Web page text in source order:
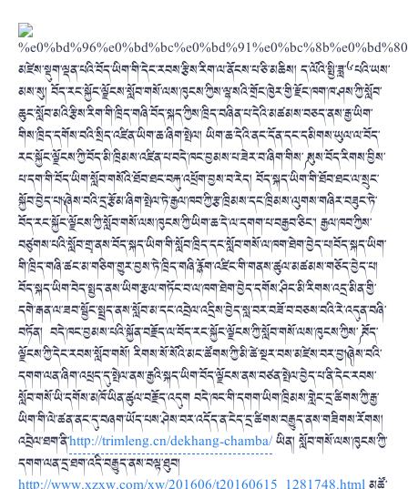
མཛེས་སྡུག་ལྡན་པའི་བོད་ཡིག་གི་དེང་རབས་རྩིས་རིག་ལ་ནོངས་པ་ཅི་མཆིས། ད་ལོའི་སྤྱི་ཟླ་༦པའི་ཡས་
མས་སུ། བོད་རང་སྐྱོང་ལྗོངས་སློབ་གསོ་ལས་ཁུངས་ཀྱིས་ལྷ་སའི་གྲོང་ཁྱེར་གྱི་རྫོང་ཁག་ཁ་ཤས་ཀྱི་སློབ་
ཆུང་སློབ་མའི་རྩིས་རིག་གི་ཁྲིད་གཞི་བོད་སྐད་ཀྱིས་ཁྲིད་བཞིན་པ་དེའི་མཚམས་བཅད་ནས་རྒྱ་ཡིག་
གིས་ཁྲིད་དགོས་བའི་སྲིད་འཛིན་ཡིག་ཆ་ཞིག་སྤེལ། ཡིག་ཆ་དེའི་ནང་དོན་དང་དམིགས་ཡུལ་ལ་བོད་
རང་སྐྱོང་ལྗོངས་ཀྱི་བོད་མི་ཁྲིམས་འཛིན་པ་བདེ་ཁང་བྱམས་པ་ཟེར་བ་ཞིག་གིས་༼ སུས་བོད་རིགས་བྱིས་
པ་དག་གི་བོད་ཡིག་སློབ་གསོའི་ཐོབ་ཐང་བརྐུ་འཕྲོག་བྱས་བ་རེད། བོད་སྐད་ཡིག་གི་ཐོབ་ཐང་ལ་སྲུང་
སྐྱོབ་བྱེད་པ།༽་ཞེས་བའི་དྲ་རྩོམ་ཞིག་སྤེལ་ཏེ་རྒྱལ་ཁབ་ཀྱི་རྩ་ཁྲིམས་དང་ཁྲིམས་ལུགས་གཞིར་བཟུང་ཏེ་
བོད་རང་སྐྱོང་ལྗོངས་ཀྱི་སློབ་གསོ་ལས་ཁུངས་ཀྱི་ཡིག་ཆ་དེ་ལ་དགག་པ་བརྒྱབ་ཅིང་། རྒྱལ་ཁབ་ཀྱིས་
བཙུགས་པའི་སློབ་གྲྭ་ནས་བོད་སྐད་ཡིག་གི་སློབ་ཁྲིད་དང་སློབ་གསོ་ལ་ཁག་ཐེག་བྱེད་པ།བོད་སྐད་ཡིག་
གི་ཁྲིད་གཞི་ཚང་མ་གཅིག་གྱུར་བྱས་ཏེ་ཁྲིད་གཞི་རྙོག་འཛིང་གི་གནས་ཚུལ་མཚམས་གཅོད་བྱེད་པ།
བོད་སྐད་ཡིག་བེད་སྤྱད་ནས་ཡིག་རྩལ་གཏོང་བ་ལ་ཁག་ཐེག་བྱེད་དགོས་ཤིང་མི་རིགས་འདྲ་མིན་གྱི་
དགེ་རྒན་ལ་ཟབ་སྦྱོང་སྤྲད་ནས་སློབ་མ་དང་འབྲེལ་འདྲིས་བྱེད་སླ་བར་བཟོ་བ་བཅས་བའི་རེ་འདུན་བཞི་
བཏོན། བདེ་ཁང་བྱམས་པའི་སྐྱོན་བརྗོད་ལ་བོད་རང་སྐྱོང་ལྗོངས་ཀྱི་སློབ་གསོ་ལས་ཁུངས་ཀྱིས་༼ བོད་
ལྗོངས་ཀྱི་དེང་རབས་སློབ་གསོ། རིགས་སོ་སོའི་མང་ཚོགས་ཀྱི་མི་ཚེ་སྔར་བས་མཛེས་བར་བྱ།༽ཞེས་བའི་
དགག་ལན་ཞིག་འཕྲད་དུ་སྤེལ་ནས་རྒྱའི་སྐད་ཡིག་བོད་ལྗོངས་ནས་བཙན་སྤེལ་བྱེད་པ་ནི་དེང་རབས་
སློབ་གསོ་ཡི་དགོས་མཁོ་ཡིན་ཚུལ་བརྗོད་འདུག བདེ་ཁང་གི་དགག་ཡིག་ཁྲིམས་གླེང་དྲ་ཚིགས་ཀྱི་རྒྱ་
ཡིག་གི་ལེ་ཚན་ནང་དུ་བཞག་ཡོད་པས་ཤེས་བར་འདོད་ན་ངེད་དྲ་ཚིགས་བརྒྱུད་ནས་གཟིགས་རོགས།
འབྲེལ་ཐག་ནི་http://trimleng.cn/dekhang-chamba/ཡིན། སློབ་གསོ་ལས་ཁུངས་ཀྱི་
དགག་ལན་དྲ་ཐག་འདི་བརྒྱུད་ནས་བལྟ་ཐུབ།